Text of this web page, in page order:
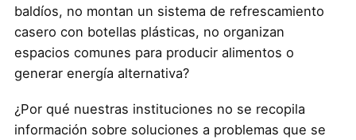
baldíos, no montan un sistema de refrescamiento
casero con botellas plásticas, no organizan
espacios comunes para producir alimentos o
generar energía alternativa?
¿Por qué nuestras instituciones no se recopila
información sobre soluciones a problemas que se